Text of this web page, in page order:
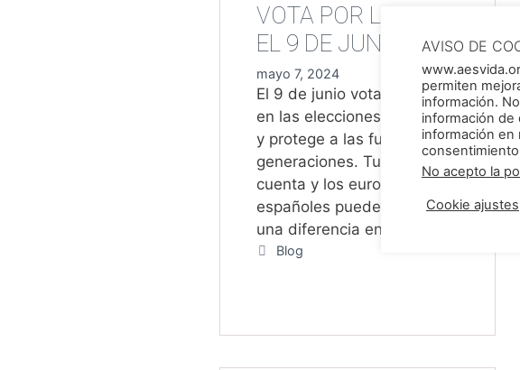
VOTA POR LA VIDA
EL 9 DE JUNIO
mayo 7, 2024
El 9 de junio vota provida
en las elecciones europeas
y protege a las futuras
generaciones. Tu vota
cuenta y los eurodiputados
españoles puedes hacer
una diferencia en Europa.
Categorías
Blog
AVISO DE
permiten
información.
información de
información en
No acepto la
Cookie ajustes